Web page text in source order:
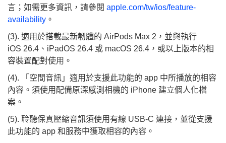
言；如需更多資訊，請參閱 apple.com/tw/ios/feature-
availability 。
(3). 適用於搭載最新韌體的 AirPods Max 2，並與執行
iOS 26.4、iPadOS 26.4 或 macOS 26.4，或以上版本的相
容裝置配對使用。
(4). 「空間音訊」適用於支援此功能的 app 中所播放的相容
內容。須使用配備原深感測相機的 iPhone 建立個人化檔
案。
(5). 聆聽保真壓縮音訊須使用有線 USB-C 連接，並從支援
此功能的 app 和服務中獲取相容的內容。